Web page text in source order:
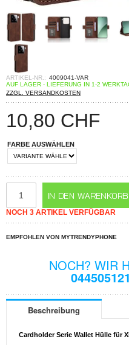
ARTIKEL-NR.: 4009041-VAR
AUF LAGER - LIEFERUNG IN 1-2
ZZGL. VERSANDKOSTEN
10,80 CHF
FARBE AUSWÄHLEN
NOCH 3 ARTIKEL VERFÜGBAR
EMPFOHLEN VON MYTRENDYPHONE
NOCH? WIR
Beschreibung
Cardholder Serie Wallet Hülle für